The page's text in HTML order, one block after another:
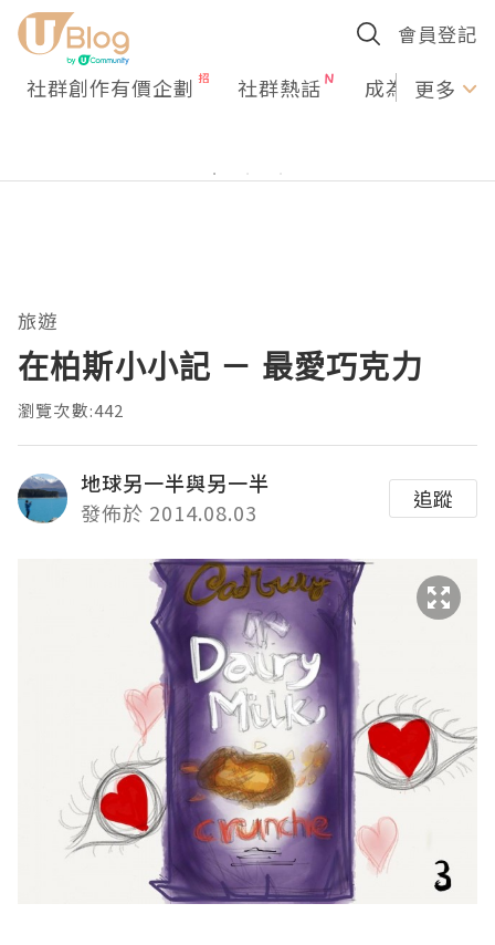
會員登記
社群創作有價企劃 社群熱話 成為U更多
旅遊
在柏斯小小記 － 最愛巧克力
瀏覽次數:442
地球另一半與另一半
發佈於 2014.08.03
追蹤